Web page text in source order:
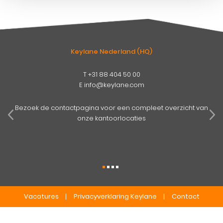
Keylane Nederland (HQ)
T+31 88 404 50 00
E info@keylane.com
Bezoek de contactpagina voor een compleet overzicht van
onze kantoorlocaties
Vacatures Privacyverklaring Keylane Contact